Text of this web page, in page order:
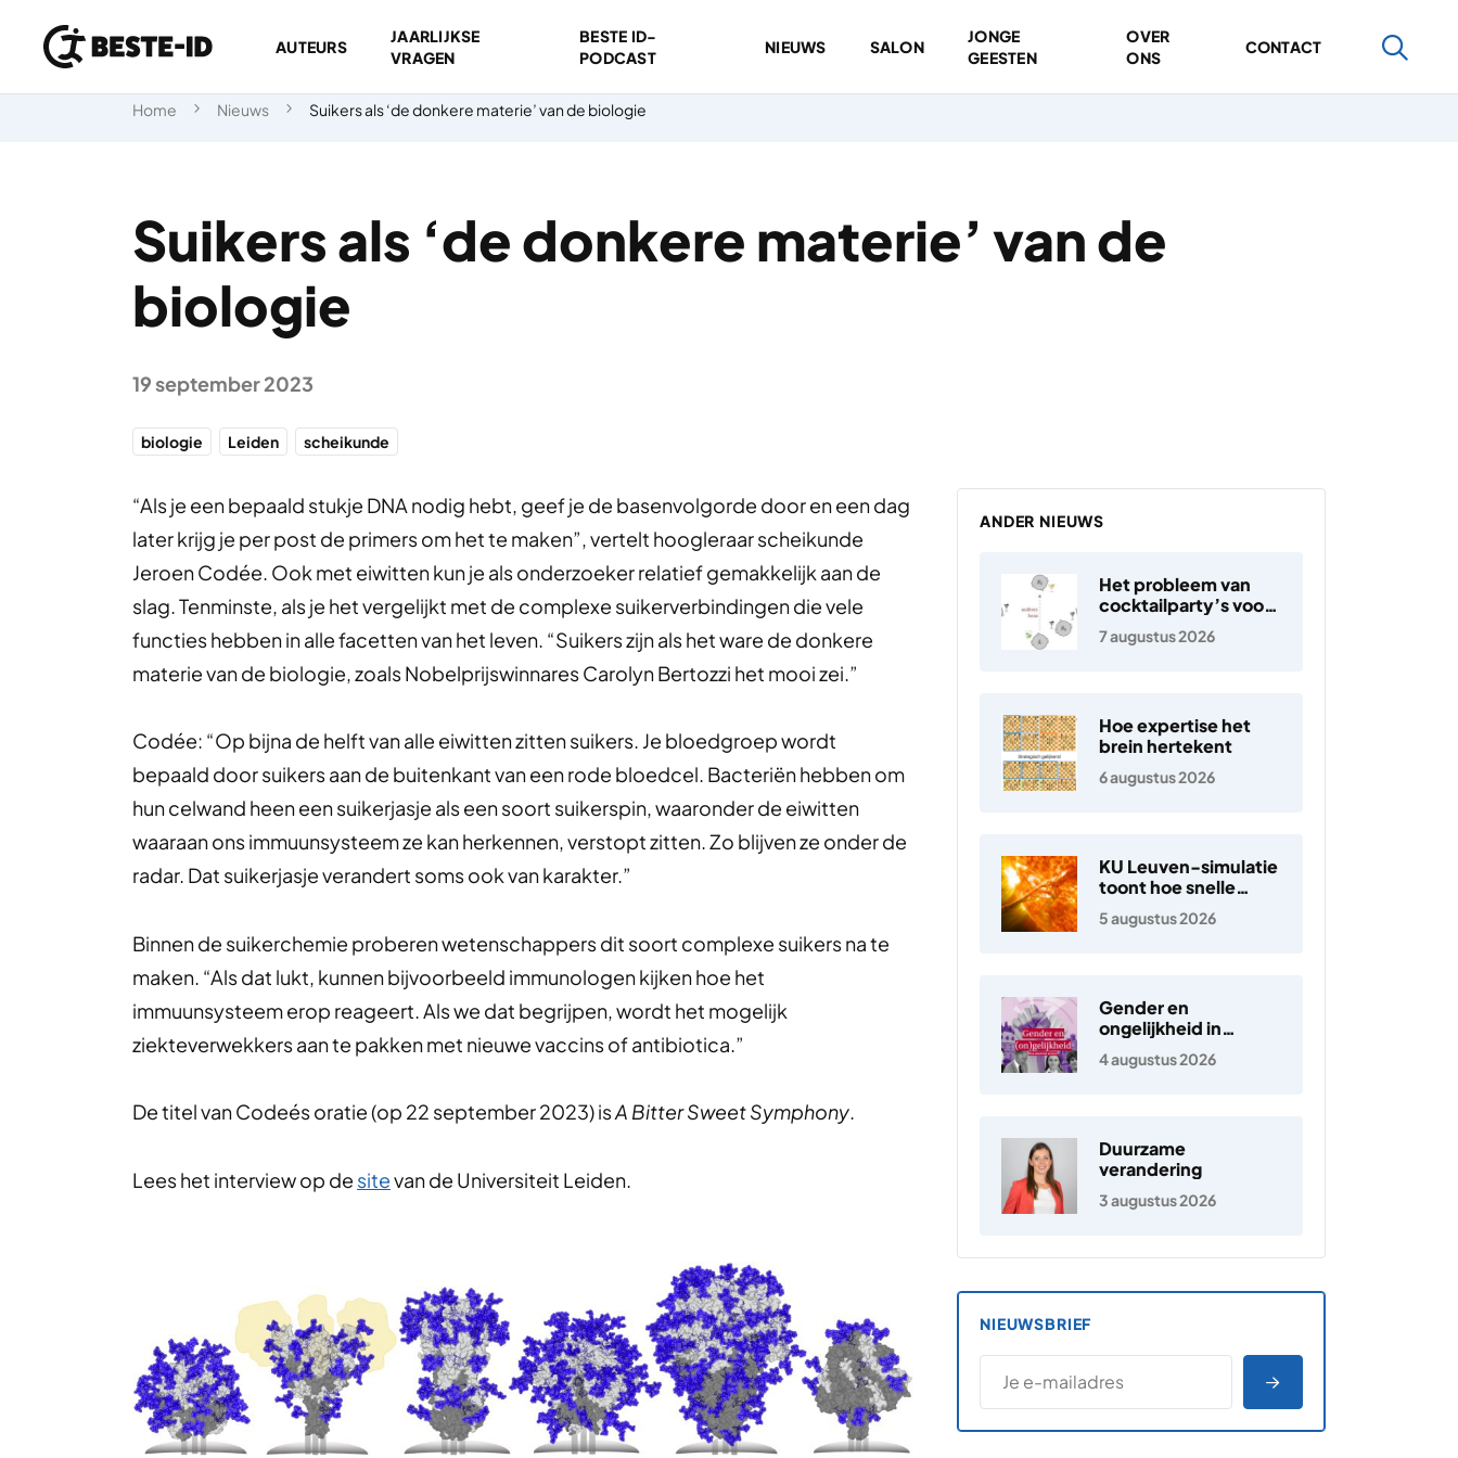
Ga naar inhoud
AUTEURS
JAARLIJKSE
VRAGEN
BESTE ID-
PODCAST
NIEUWS SALON
JONGE
GEESTEN
OVER
ONS
CONTACT
Home Nieuws Suikers als ‘de donkere materie’ van de biologie
Suikers als ‘de donkere materie’ van de
biologie
19 september 2023
biologie Leiden scheikunde
“Als je een bepaald stukje DNA nodig hebt, geef je de basenvolgorde door en een dag
later krijg je per post de primers om het te maken”, vertelt hoogleraar scheikunde
Jeroen Codée. Ook met eiwitten kun je als onderzoeker relatief gemakkelijk aan de
slag. Tenminste, als je het vergelijkt met de complexe suikerverbindingen die vele
functies hebben in alle facetten van het leven. “Suikers zijn als het ware de donkere
materie van de biologie, zoals Nobelprijswinnares Carolyn Bertozzi het mooi zei.”
Codée: “Op bijna de helft van alle eiwitten zitten suikers. Je bloedgroep wordt
bepaald door suikers aan de buitenkant van een rode bloedcel. Bacteriën hebben om
hun celwand heen een suikerjasje als een soort suikerspin, waaronder de eiwitten
waaraan ons immuunsysteem ze kan herkennen, verstopt zitten. Zo blijven ze onder de
radar. Dat suikerjasje verandert soms ook van karakter.”
Binnen de suikerchemie proberen wetenschappers dit soort complexe suikers na te
maken. “Als dat lukt, kunnen bijvoorbeeld immunologen kijken hoe het
immuunsysteem erop reageert. Als we dat begrijpen, wordt het mogelijk
ziekteverwekkers aan te pakken met nieuwe vaccins of antibiotica.”
De titel van Codeés oratie (op 22 september 2023) isA Bitter Sweet Symphony.
Lees het interview op de sitevan de Universiteit Leiden.
ANDER NIEUWS
Het probleem van
cocktailparty’s voor
hoortoestellen
7 augustus 2026
Hoe expertise het
brein hertekent
6 augustus 2026
KU Leuven-simulatie
toont hoe snelle
elektronen in de
zonnewind ontstaan
5 augustus 2026
Gender en
ongelijkheid in
Nederland
4 augustus 2026
Duurzame
verandering
3 augustus 2026
NIEUWSBRIEF
E-MAILADRES
*
AANMELDEN